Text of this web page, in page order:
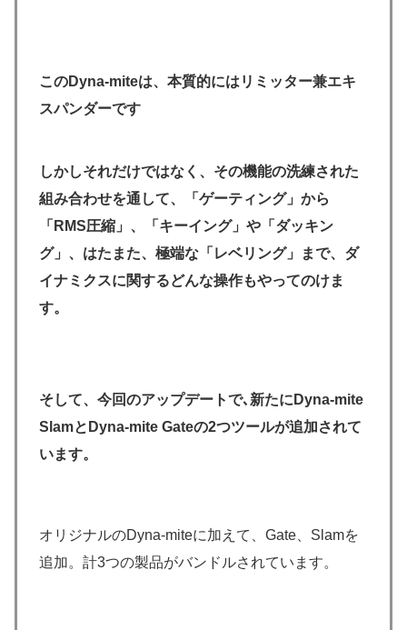
このDyna-miteは、本質的にはリミッター兼エキ
スパンダーです
しかしそれだけではなく、その機能の洗練された
組み合わせを通して、「ゲーティング」から
「RMS圧縮」、「キーイング」や「ダッキン
グ」、はたまた、極端な「レベリング」まで、ダ
イナミクスに関するどんな操作もやってのけま
す。
そして、今回のアップデートで､新たにDyna-mite
SlamとDyna-mite Gateの2つツールが追加されて
います。
オリジナルのDyna-miteに加えて、Gate、Slamを
追加。計3つの製品がバンドルされています。